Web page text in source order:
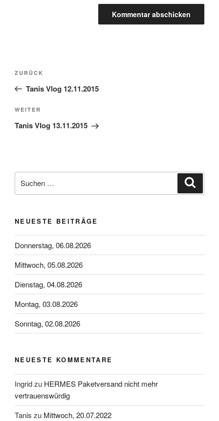
Beitragsnavigation
Vorheriger
Beitrag
ZURÜCK
Tanis Vlog 12.11.2015
Nächster
Beitrag
WEITER
Tanis Vlog 13.11.2015
nach:
NEUESTE BEITRÄGE
Donnerstag, 06.08.2026
Mittwoch, 05.08.2026
Dienstag, 04.08.2026
Montag, 03.08.2026
Sonntag, 02.08.2026
NEUESTE KOMMENTARE
Ingridzu HERMES Paketversand nicht mehr
vertrauenswürdig
Tanis zu Mittwoch, 20.07.2022